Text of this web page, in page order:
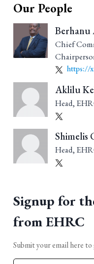
Our People
Berhanu
Chief
https://
Aklilu
Head,
Shimelis
Head,
Signup for
from EHRC
Submit your email here